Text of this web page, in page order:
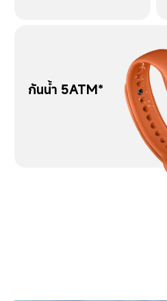
กันน้ำ 5ATM*